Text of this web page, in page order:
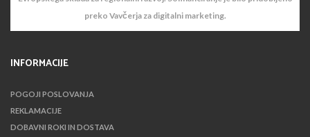
preko Vavčerja za digitalni marketing.
INFORMACIJE
POGOJI POSLOVANJA
REKLAMACIJE
DOBAVNI ROKI IN DOSTAVA